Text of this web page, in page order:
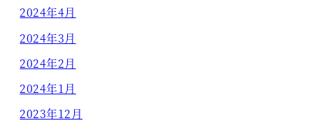
2024年4月
2024年3月
2024年2月
2024年1月
2023年12月